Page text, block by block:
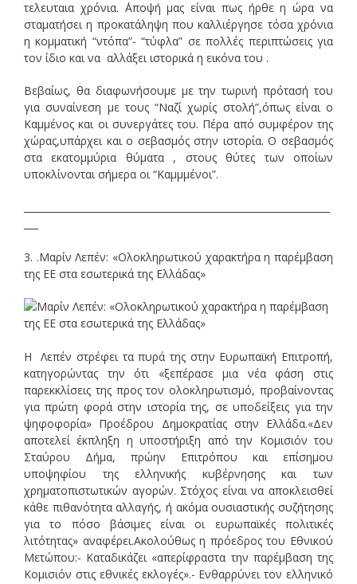
τελευταια χρόνια. ΄Αποψή μας είναι πως ήρθε η ώρα να
σταματήσει η προκατάληψη που καλλιέργησε τόσα χρόνια
η κομματική “ντόπα”- “τύφλα” σε πολλές περιπτώσεις για
τον ίδιο και να αλλάξει ιστορικά η εικόνα του .
Βεβαίως, θα διαφωνήσουμε με την τωρινή πρότασή του
για συναίνεση με τους “Ναζί χωρίς στολή”,όπως είναι ο
Καμμένος και οι συνεργάτες του. Πέρα από συμφέρον της
χώρας,υπάρχει και ο σεβασμός στην ιστορία. Ο σεβασμός
στα εκατομμύρια θύματα , στους θύτες των οποίων
υποκλίνονται σήμερα οι “Καμμμένοι”.
3. .Μαρίν Λεπέν: «Ολοκληρωτικού χαρακτήρα η παρέμβαση
της ΕΕ στα εσωτερικά της Ελλάδας»
Η Λεπέν στρέφει τα πυρά της στην Ευρωπαϊκή Επιτροπή,
κατηγορώντας την ότι «ξεπέρασε μια νέα φάση στις
παρεκκλίσεις της προς τον ολοκληρωτισμό, προβαίνοντας
για πρώτη φορά στην ιστορία της, σε υποδείξεις για την
ψηφοφορία» Προέδρου Δημοκρατίας στην Ελλάδα.«Δεν
αποτελεί έκπληξη η υποστήριξη από την Κομισιόν του
Σταύρου Δήμα, πρώην Επιτρόπου και επίσημου
υποψηφίου της ελληνικής κυβέρνησης και των
χρηματοπιστωτικών αγορών. Στόχος είναι να αποκλεισθεί
κάθε πιθανότητα αλλαγής, ή ακόμα ουσιαστικής συζήτησης
για το πόσο βάσιμες είναι οι ευρωπαϊκές πολιτικές
λιτότητας» αναφέρει.Ακολούθως η πρόεδρος του Εθνικού
Μετώπου:- Καταδικάζει «απερίφραστα την παρέμβαση της
Κομισιόν στις εθνικές εκλογές».- Ενθαρρύνει τον ελληνικό